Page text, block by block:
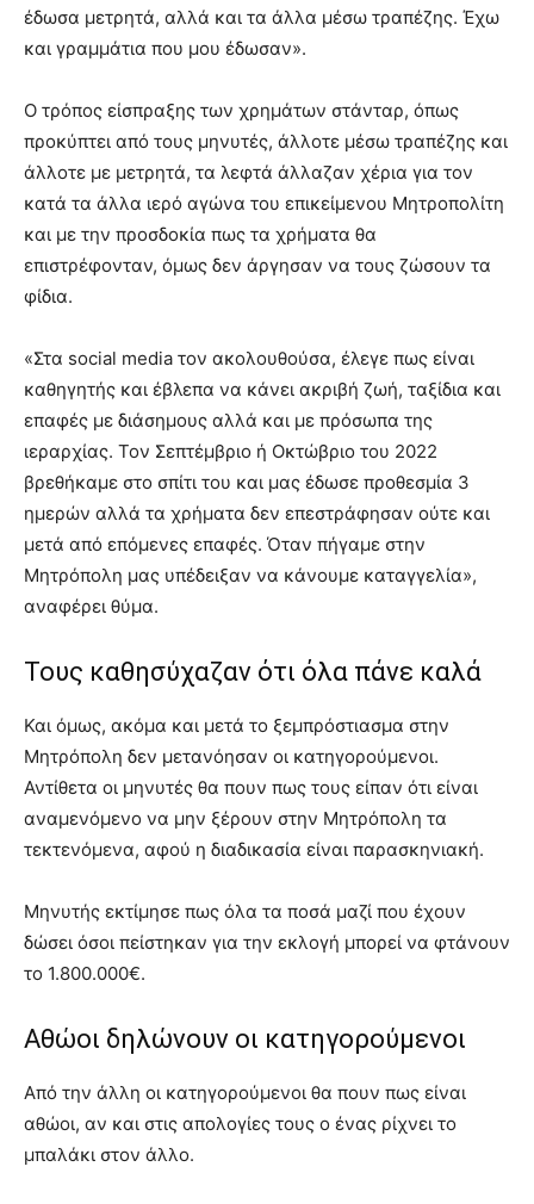
έδωσα μετρητά, αλλά και τα άλλα μέσω τραπέζης. Έχω
και γραμμάτια που μου έδωσαν».
Ο τρόπος είσπραξης των χρημάτων στάνταρ, όπως
προκύπτει από τους μηνυτές, άλλοτε μέσω τραπέζης και
άλλοτε με μετρητά, τα λεφτά άλλαζαν χέρια για τον
κατά τα άλλα ιερό αγώνα του επικείμενου Μητροπολίτη
και με την προσδοκία πως τα χρήματα θα
επιστρέφονταν, όμως δεν άργησαν να τους ζώσουν τα
φίδια.
«Στα social media τον ακολουθούσα, έλεγε πως είναι
καθηγητής και έβλεπα να κάνει ακριβή ζωή, ταξίδια και
επαφές με διάσημους αλλά και με πρόσωπα της
ιεραρχίας. Τον Σεπτέμβριο ή Οκτώβριο του 2022
βρεθήκαμε στο σπίτι του και μας έδωσε προθεσμία 3
ημερών αλλά τα χρήματα δεν επεστράφησαν ούτε και
μετά από επόμενες επαφές. Όταν πήγαμε στην
Μητρόπολη μας υπέδειξαν να κάνουμε καταγγελία»,
αναφέρει θύμα.
Τους καθησύχαζαν ότι όλα πάνε καλά
Και όμως, ακόμα και μετά το ξεμπρόστιασμα στην
Μητρόπολη δεν μετανόησαν οι κατηγορούμενοι.
Αντίθετα οι μηνυτές θα πουν πως τους είπαν ότι είναι
αναμενόμενο να μην ξέρουν στην Μητρόπολη τα
τεκτενόμενα, αφού η διαδικασία είναι παρασκηνιακή.
Μηνυτής εκτίμησε πως όλα τα ποσά μαζί που έχουν
δώσει όσοι πείστηκαν για την εκλογή μπορεί να φτάνουν
το 1.800.000€.
Αθώοι δηλώνουν οι κατηγορούμενοι
Aπό την άλλη οι κατηγορούμενοι θα πουν πως είναι
αθώοι, αν και στις απολογίες τους ο ένας ρίχνει το
μπαλάκι στον άλλο.